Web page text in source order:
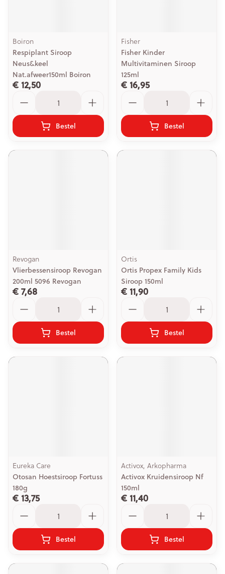
Boiron
Respiplant Siroop
Neus&keel
Nat.afweer150ml Boiron
€ 12,50
Bestel
Fisher
Fisher Kinder
Multivitaminen Siroop
125ml
€ 16,95
Bestel
Revogan
Vlierbessensiroop Revogan
200ml 5096 Revogan
€ 7,68
Bestel
Ortis
Ortis Propex Family Kids
Siroop 150ml
€ 11,90
Bestel
Eureka Care
Otosan Hoestsiroop Fortuss
180g
€ 13,75
Bestel
Activox, Arkopharma
Activox Kruidensiroop Nf
150ml
€ 11,40
Bestel